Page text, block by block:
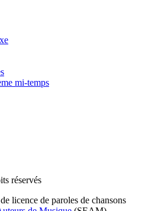
mi-temps
réservés
licence de paroles de chansons